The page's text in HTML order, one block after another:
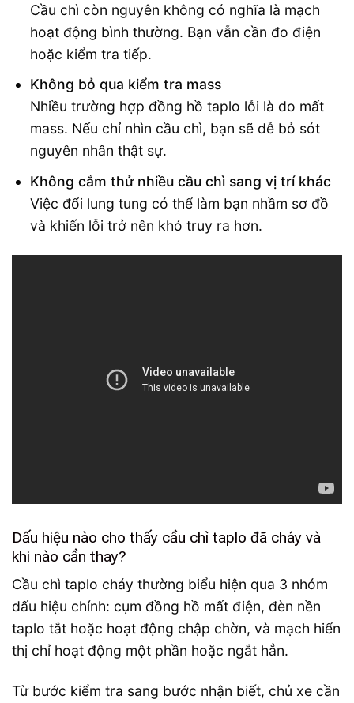
Cầu chì còn nguyên không có nghĩa là mạch
hoạt động bình thường. Bạn vẫn cần đo điện
hoặc kiểm tra tiếp.
Không bỏ qua kiểm tra mass
Nhiều trường hợp đồng hồ taplo lỗi là do mất
mass. Nếu chỉ nhìn cầu chì, bạn sẽ dễ bỏ sót
nguyên nhân thật sự.
Không cắm thử nhiều cầu chì sang vị trí khác
Việc đổi lung tung có thể làm bạn nhầm sơ đồ
và khiến lỗi trở nên khó truy ra hơn.
Dấu hiệu nào cho thấy cầu chì taplo đã cháy và
khi nào cần thay?
Cầu chì taplo cháy thường biểu hiện qua 3 nhóm
dấu hiệu chính: cụm đồng hồ mất điện, đèn nền
taplo tắt hoặc hoạt động chập chờn, và mạch hiển
thị chỉ hoạt động một phần hoặc ngắt hẳn.
Từ bước kiểm tra sang bước nhận biết, chủ xe cần